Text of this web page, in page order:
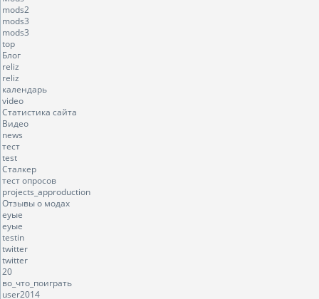
mods2
mods3
mods3
top
Блог
reliz
reliz
календарь
video
Статистика сайта
Видео
news
тест
test
Сталкер
тест опросов
projects_approduction
Отзывы о модах
еуые
еуые
testin
twitter
twitter
20
во_что_поиграть
user2014